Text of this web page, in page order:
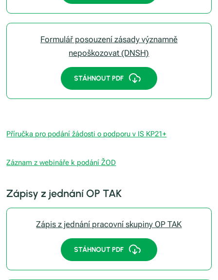
Formulář posouzení zásady významně
nepoškozovat (DNSH)
STÁHNOUT PDF
Příručka pro podání žádosti o podporu v IS KP21+
Záznam z webináře k podání ŽOD
Zápisy z jednání OP TAK
Zápis z jednání pracovní skupiny OP TAK
STÁHNOUT PDF